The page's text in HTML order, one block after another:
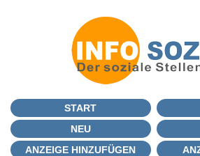
START
NEU
ANZEIGE HINZUFÜGEN